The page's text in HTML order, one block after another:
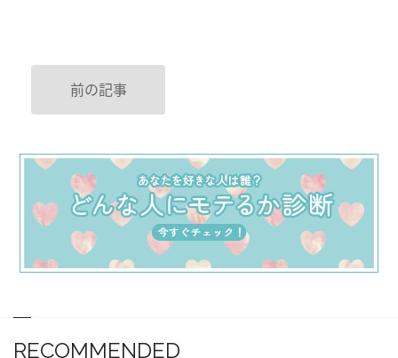
前の記事
RECOMMENDED